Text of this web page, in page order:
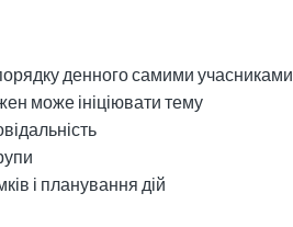
денного самими учасниками
може ініціювати тему
і планування дій